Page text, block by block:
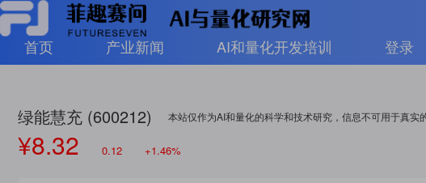
首页 产业新闻 AI和量化开发培训 登录
绿能慧充 (600212) 本站仅作为AI和量化的科学和技术研究，信息不可用于真实
¥8.32 0.12 +1.46%